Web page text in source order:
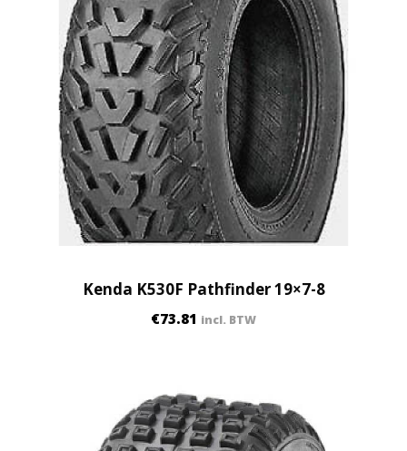
Kenda K530F Pathfinder 19×7-8
€73.81 incl. BTW